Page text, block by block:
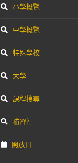
小學概覽
中學概覽
特殊學校
大學
課程搜尋
補習社
開放日